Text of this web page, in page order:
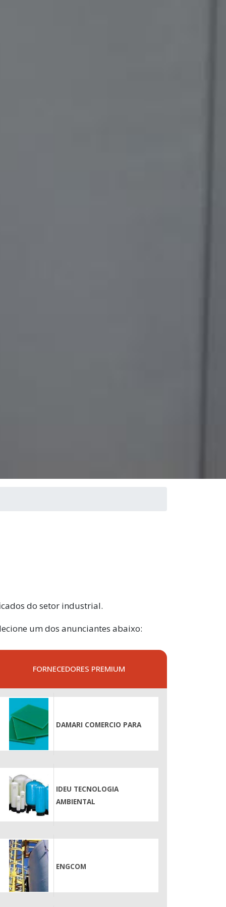
do setor industrial.
um dos anunciantes abaixo:
FORNECEDORES PREMIUM
DAMARI COMERCIO PARA
IDEU TECNOLOGIA
AMBIENTAL
ENGCOM